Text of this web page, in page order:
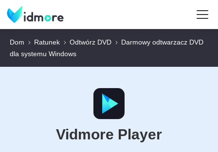
Dom Ratunek Odtwórz DVD
Darmowy odtwarzacz DVD
dla systemu Windows
Vidmore Player